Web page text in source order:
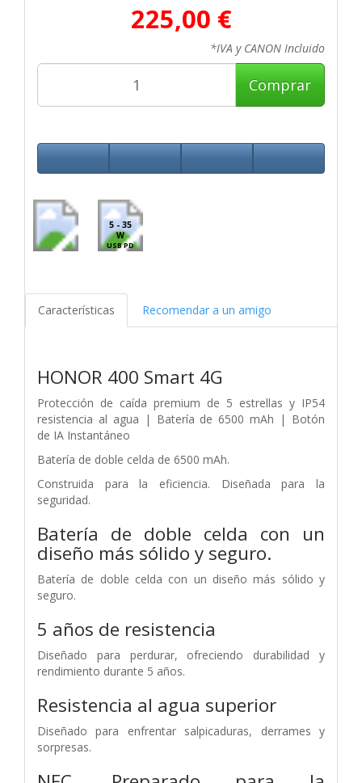
225,00 €
*IVA y CANON Incluido
Comprar
5 - 35
W
USB PD
Características Recomendar a un amigo
HONOR 400 Smart 4G
Protección de caída premium de 5 estrellas y IP54
resistencia al agua | Batería de6500 mAh | Botón
de IA Instantáneo
Batería de doble celda de 6500 mAh.
Construida para la eficiencia. Diseñada para la
seguridad.
Batería de doble celda con un
diseño más sólido y seguro.
Batería de doble celda con un diseño más sólido y
seguro.
5 años de resistencia
Diseñado para perdurar, ofreciendo durabilidad y
rendimiento durante 5 años.
Resistencia al agua superior
Diseñado para enfrentar salpicaduras, derrames y
sorpresas.